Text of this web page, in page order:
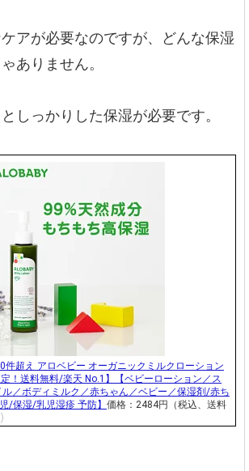
アが必要なのですが、どんな保湿
ありません。
しっかりした保湿が必要です。
件超え アロベビー オーガニックミルクローション
定！送料無料/楽天 No.1】【ベビーローション／ス
／ボディミルク／赤ちゃん／ベビー／保湿剤/赤ち
/保湿/乳児湿疹 予防】 価格：2484円（税込、送料